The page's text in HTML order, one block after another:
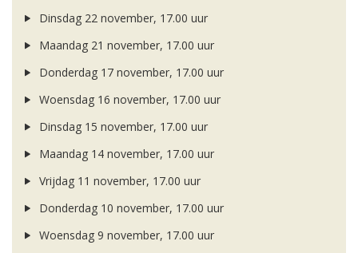
Dinsdag 22 november, 17.00 uur
Maandag 21 november, 17.00 uur
Donderdag 17 november, 17.00 uur
Woensdag 16 november, 17.00 uur
Dinsdag 15 november, 17.00 uur
Maandag 14 november, 17.00 uur
Vrijdag 11 november, 17.00 uur
Donderdag 10 november, 17.00 uur
Woensdag 9 november, 17.00 uur